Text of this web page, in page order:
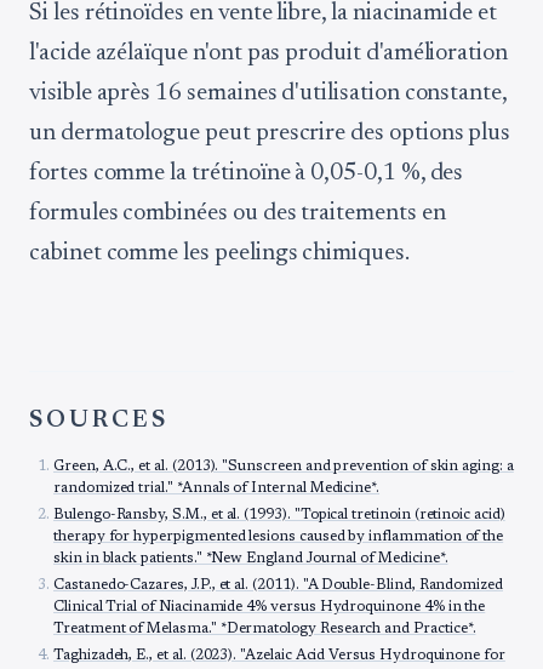
Si les rétinoïdes en vente libre, la niacinamide et
l'acide azélaïque n'ont pas produit d'amélioration
visible après 16 semaines d'utilisation constante,
un dermatologue peut prescrire des options plus
fortes comme la trétinoïne à 0,05-0,1 %, des
formules combinées ou des traitements en
cabinet comme les peelings chimiques.
SOURCES
Green, A.C., et al. (2013). "Sunscreen and prevention of skin aging: a
randomized trial." *Annals of Internal Medicine*.
Bulengo-Ransby, S.M., et al. (1993). "Topical tretinoin (retinoic acid)
therapy for hyperpigmented lesions caused by inflammation of the
skin in black patients." *New England Journal of Medicine*.
Castanedo-Cazares, J.P., et al. (2011). "A Double-Blind, Randomized
Clinical Trial of Niacinamide 4% versus Hydroquinone 4% in the
Treatment of Melasma." *Dermatology Research and Practice*.
Taghizadeh, E., et al. (2023). "Azelaic Acid Versus Hydroquinone for